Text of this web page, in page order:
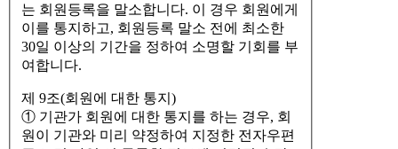
는 회원등록을 말소합니다. 이 경우 회원에게
이를 통지하고, 회원등록 말소 전에 최소한
30일 이상의 기간을 정하여 소명할 기회를 부
여합니다.
제 9조(회원에 대한 통지)
① 기관가 회원에 대한 통지를 하는 경우, 회
원이 기관와 미리 약정하여 지정한 전자우편